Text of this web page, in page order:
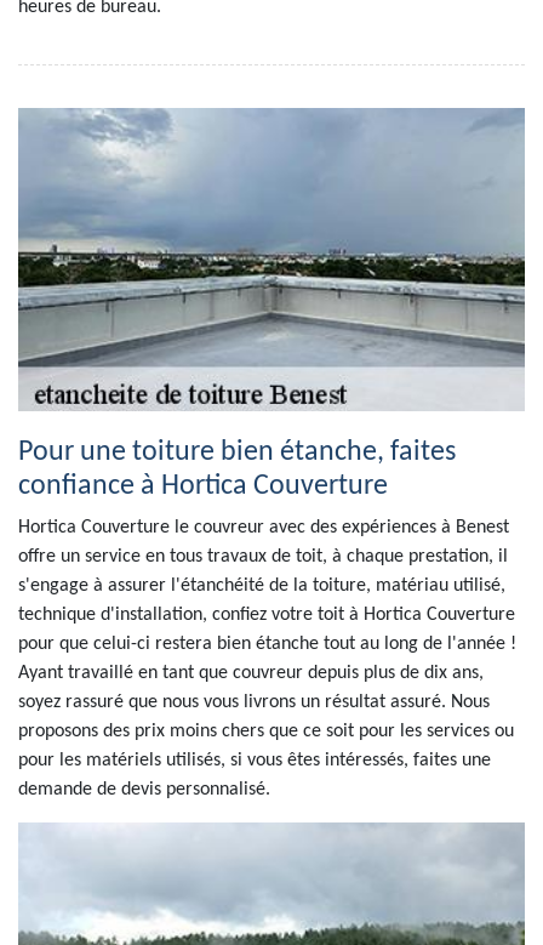
heures de bureau.
Pour une toiture bien étanche, faites
confiance à Hortica Couverture
Hortica Couverture le couvreur avec des expériences à Benest
offre un service en tous travaux de toit, à chaque prestation, il
s'engage à assurer l'étanchéité de la toiture, matériau utilisé,
technique d'installation, confiez votre toit à Hortica Couverture
pour que celui-ci restera bien étanche tout au long de l'année !
Ayant travaillé en tant que couvreur depuis plus de dix ans,
soyez rassuré que nous vous livrons un résultat assuré. Nous
proposons des prix moins chers que ce soit pour les services ou
pour les matériels utilisés, si vous êtes intéressés, faites une
demande de devis personnalisé.